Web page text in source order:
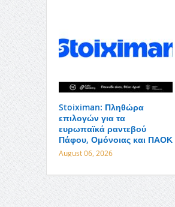
Stoiximan: Πληθώρα
επιλογών για τα
ευρωπαϊκά ραντεβού
Πάφου, Ομόνοιας και ΠΑΟΚ
August 06, 2026